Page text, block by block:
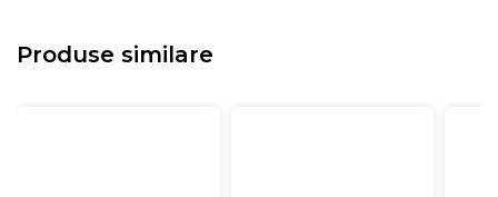
Produse similare